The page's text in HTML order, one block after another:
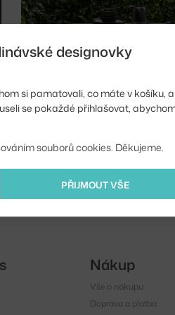
designovky
si pamatovali, co máte v košíku,
se pokaždé přihlašovat,
souborů cookies. Děkujeme.
PŘIJMOUT VŠE
Nákup
Vše o nákupu
Doprava a platba